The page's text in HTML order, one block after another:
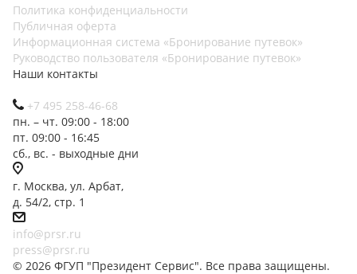
Политика конфиденциальности
Публичная оферта
Информационная система «Бронирование путевок»
Руководство пользователя «Бронирование путевок»
Наши контакты
+7 495 258-46-68
пн. – чт. 09:00 - 18:00
пт. 09:00 - 16:45
сб., вс. - выходные дни
г. Москва, ул. Арбат,
д. 54/2, стр. 1
info@prsr.ru
press@prsr.ru
© 2026 ФГУП "Президент Сервис". Все права защищены.